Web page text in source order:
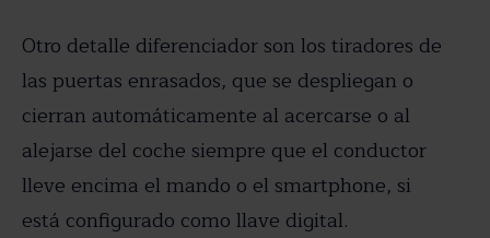
Otro detalle diferenciador son los tiradores de
las puertas enrasados, que se despliegan o
cierran automáticamente al acercarse o al
alejarse del coche siempre que el conductor
lleve encima el mando o el smartphone, si
está configurado como llave digital.